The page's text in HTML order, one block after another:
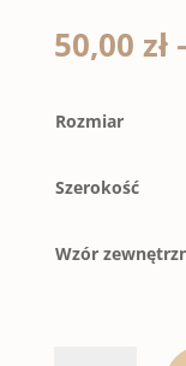
50,00 zł
Rozmiar
Szerokość
Wzór